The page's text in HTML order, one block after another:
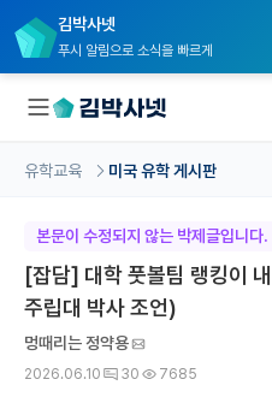
김박사넷
푸시 알림으로 소식을 빠르게
국내대학원 정보
연구실&오픈랩
커뮤니티
유학교육 미국 유학 게시판
본문이 수정되지 않는 박제글입니다.
[잡담] 대학 풋볼팀 랭킹이
주립대 박사 조언)
멍때리는 정약용
2026.06.10 30 7685